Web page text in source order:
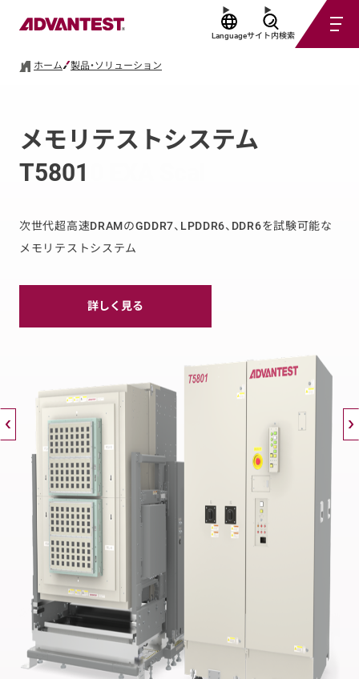
Languageサイト内検索
ホーム 製品・ソリューション
SoCテストシステム
V93000 EXA Scale
新時代のテスト技術課題に応える最先端半導体テスト・ソリ
ューション
詳しく見る
メモリテストシステム
T5801
次世代超高速DRAMのGDDR7、LPDDR6、DDR6を試験可能な
メモリテストシステム
詳しく見る
Advantest Cloud Solutions
ACS Gemini Digital Twin
Advantest SiConic®